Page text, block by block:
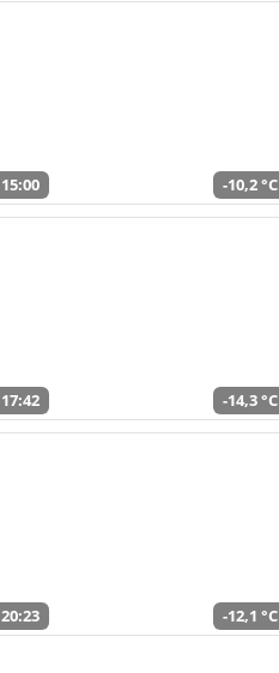
15:00 -10,2 °C
17:42 -14,3 °C
20:23 -12,1 °C